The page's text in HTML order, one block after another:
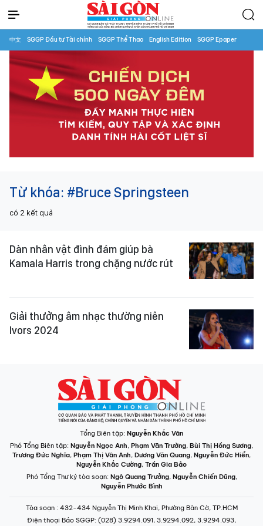
中文 SGGP Đầu tư Tài chính SGGP Thể Thao English Edition SGGP Epaper
Từ khóa: #Bruce Springsteen
có 2 kết quả
Dàn nhân vật đình đám giúp bà
Kamala Harris trong chặng nước rút
Giải thưởng âm nhạc thường niên
Ivors 2024
Tổng Biên tập: Nguyễn Khắc Văn
Phó Tổng Biên tập: Nguyễn Ngọc Anh, Phạm Văn Trường, Bùi Thị Hồng Sương,
Trương Đức Nghĩa, Phạm Thị Vân Anh, Dương Văn Quang, Nguyễn Đức Hiển,
Nguyễn Khắc Cường, Trần Gia Bảo
Phó Tổng Thư ký tòa soạn: Ngô Quang Trưởng, Nguyễn Chiến Dũng,
Nguyễn Phước Bình
Tòa soạn : 432-434 Nguyễn Thị Minh Khai, Phường Bàn Cờ, TP.HCM
Điện thoại Báo SGGP: (028) 3.9294.091, 3.9294.092, 3.9294.093,